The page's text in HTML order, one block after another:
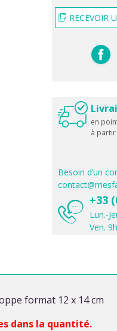
RECEVOIR
en
à
Besoin d’un
+33
Lun.-
Ven.
format 12 x 14 cm
dans la quantité.